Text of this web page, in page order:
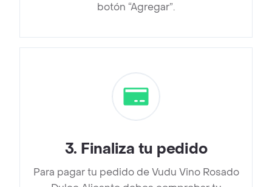
botón “Agregar”.
3. Finaliza tu pedido
Para pagar tu pedido de Vudu Vino Rosado